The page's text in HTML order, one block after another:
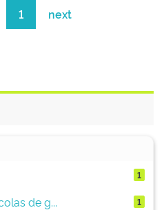
1 next
1
de g... 1